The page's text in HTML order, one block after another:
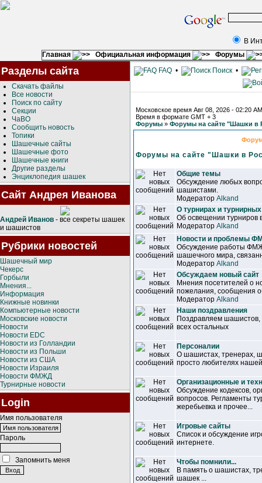
В
Главная
Официальная информация Форумы
Разделы сайта
Скачать файлы
Все новости
Поиск по сайту
Секции
ЧаВО
Сообщить новость
Топики
Шашечные сайты
Шашечные фото
Шашечные книги
Другие разделы
Энциклопедия шашек
Сайт Андрея Иванова
Андрей Иванов - все секреты шашек
и шашистов
Рубрики новостей
Шашечный мир
Чекерс
Горбыли
Мнения...
Информация
Книжные новинки
Компьютерные новости
Московские новости
Новости
Новости EDC
Новости из Голландии
Новости из Польши
Новости из США
Новости Израиля
Новости ФМЖД
Турнирные новости
Login
Имя пользователя
Пароль
Запомнить меня
FAQ • Поиск •
Московское время Авг 08, 2026 - 02:20 AM
Время в формате GMT + 3
Форумы » Форумы на сайте "Шашки в
Форумы на сайте "Шашки в
Общие темы
Обсуждение любых
шашистами.
Модератор Alkand
О турнирах и
Об освещении турниров
Модератор Alkand
Новости и проблемы
Обсуждение работы
шашечного мира,
Модератор Alkand
Обсуждаем новый сайт
Мнения посетителей о
пожелания, сообщения
Модератор Alkand
Наши поздравления
Поздравляем шашистов,
всех остальных
Персоналии
О шашистах, тренерах,
просто любителях
Организационные и
Обсуждение кодексов,
вопросов. Регламенты
жеребьевка и прочее...
Игровые сайты
Список и обсуждение
интернете.
Чтобы помнили...
В память о шашистах,
шашек ...